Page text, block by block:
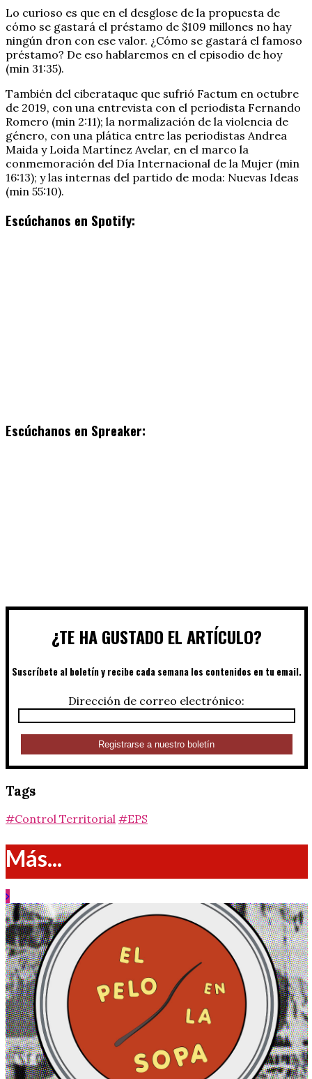
Lo curioso es que en el desglose de la propuesta de
cómo se gastará el préstamo de $109 millones no hay
ningún dron con ese valor. ¿Cómo se gastará el famoso
préstamo? De eso hablaremos en el episodio de hoy
(min 31:35).
También del ciberataque que sufrió Factum en octubre
de 2019, con una entrevista con el periodista Fernando
Romero (min 2:11); la normalización de la violencia de
género, con una plática entre las periodistas Andrea
Maida y Loida Martínez Avelar, en el marco la
conmemoración del Día Internacional de la Mujer (min
16:13); y las internas del partido de moda: Nuevas Ideas
(min 55:10).
Escúchanos en Spotify:
Escúchanos en Spreaker:
¿TE HA GUSTADO EL ARTÍCULO?
Suscríbete al boletín y recibe cada semana los contenidos en tu email.
Dirección de correo electrónico:
Tags
#Control Territorial #EPS
Más...